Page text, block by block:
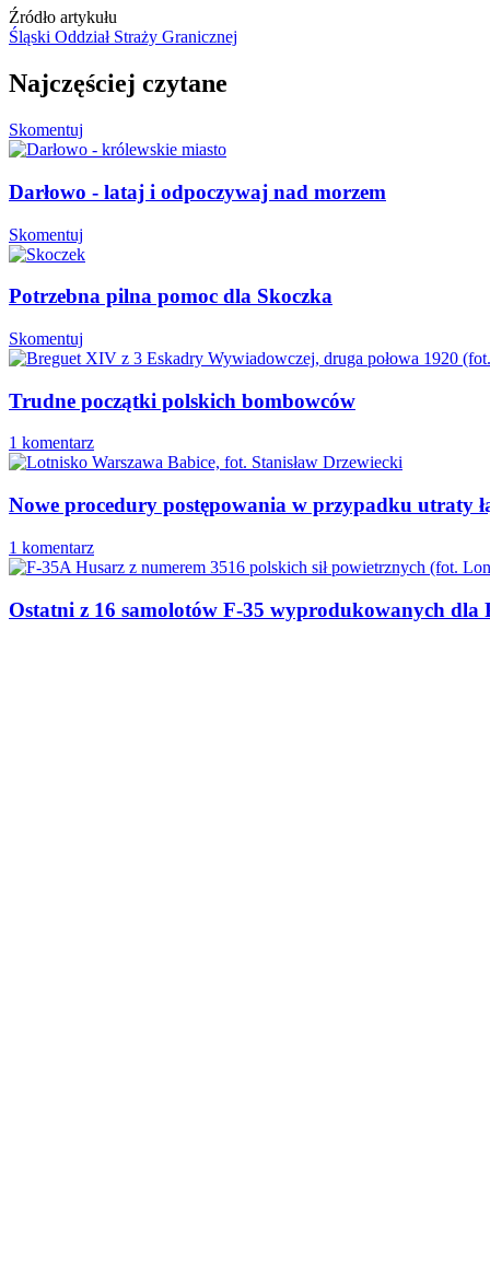
Źródło artykułu
Śląski Oddział Straży Granicznej
Najczęściej czytane
Skomentuj
Darłowo - lataj i odpoczywaj nad morzem
Skomentuj
Potrzebna pilna pomoc dla Skoczka
Skomentuj
Trudne początki polskich bombowców
1 komentarz
Nowe procedury postępowania w przypadku utraty
1 komentarz
Ostatni z 16 samolotów F-35 wyprodukowanych dla